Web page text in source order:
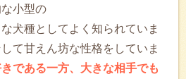
小型の
犬種としてよく知られていま
て甘えん坊な性格をしていま
である一方、大きな相手でも